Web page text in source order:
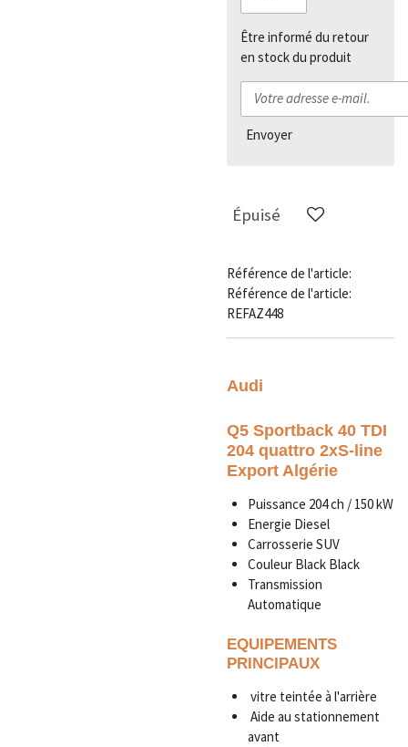
Être informé du retour
en stock du produit
Envoyer
Épuisé
Référence de l'article:
Référence de l'article:
REFAZ448
Audi
Q5 Sportback 40 TDI
204 quattro 2xS-line
Export Algérie
Puissance 204 ch / 150 kW
Energie Diesel
Carrosserie SUV
Couleur Black Black
Transmission
Automatique
EQUIPEMENTS
PRINCIPAUX
vitre teintée à l'arrière
Aide au stationnement
avant